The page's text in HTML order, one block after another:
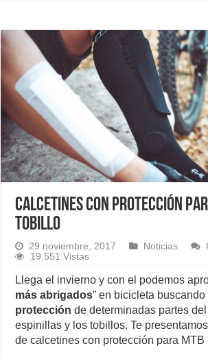
Calcetines con protección
tobillo
29 noviembre, 2017 Noticias
19,551 Vistas
Llega el invierno y con el podemos
más abrigados” en bicicleta buscando
protección de determinadas partes
espinillas y los tobillos. Te
de calcetines con protección para MTB